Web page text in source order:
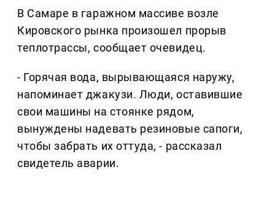
В Самаре в гаражном массиве возле
Кировского рынка произошел прорыв
теплотрассы, сообщает очевидец.
- Горячая вода, вырывающаяся наружу,
напоминает джакузи. Люди, оставившие
свои машины на стоянке рядом,
вынуждены надевать резиновые сапоги,
чтобы забрать их оттуда, - рассказал
свидетель аварии.